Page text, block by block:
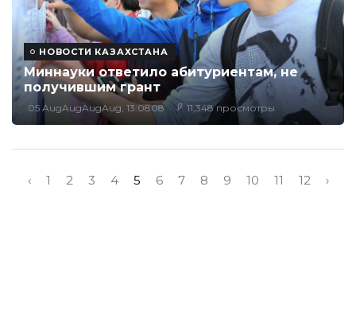
НОВОСТИ КАЗАХСТАНА
Миннауки ответило абитуриентам, не
получившим грант
05 AugAugAugAug, 13:0808 11,348 просмотры
‹ 1 2 3 4 5 6 7 8 9 10 11 12 ›